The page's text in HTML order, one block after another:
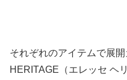
それぞれのアイテムで展
HERITAGE（エレッセ ヘ